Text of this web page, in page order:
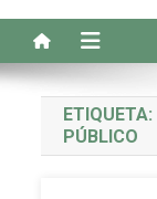
ETIQUETA:
PÚBLICO